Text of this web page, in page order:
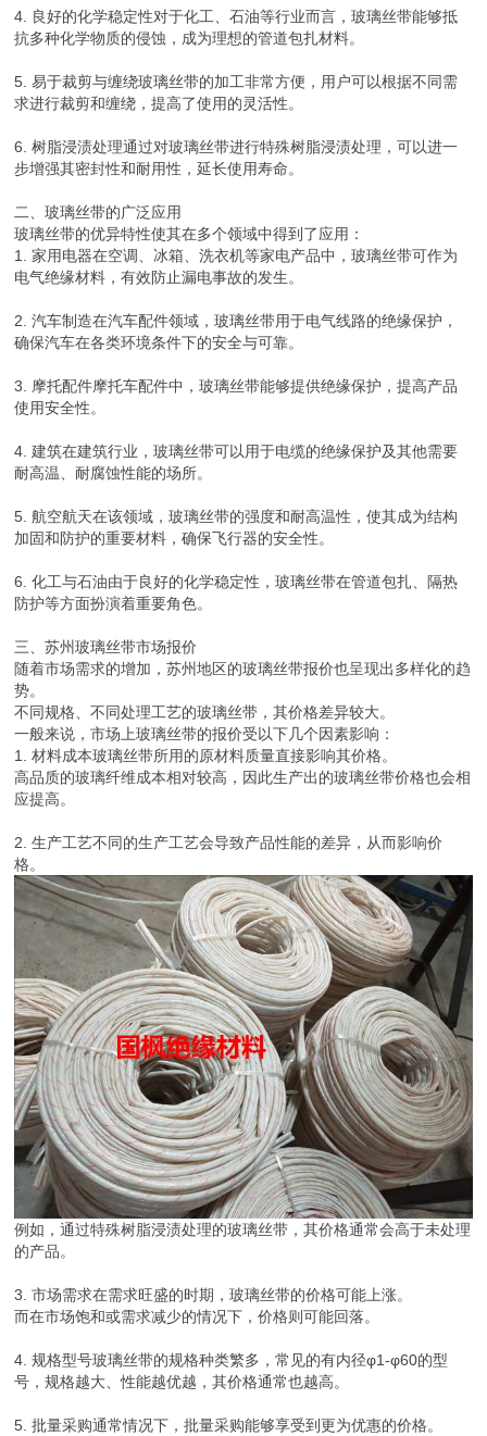
4. 良好的化学稳定性对于化工、石油等行业而言，玻璃丝带能够抵
抗多种化学物质的侵蚀，成为理想的管道包扎材料。
5. 易于裁剪与缠绕玻璃丝带的加工非常方便，用户可以根据不同需
求进行裁剪和缠绕，提高了使用的灵活性。
6. 树脂浸渍处理通过对玻璃丝带进行特殊树脂浸渍处理，可以进一
步增强其密封性和耐用性，延长使用寿命。
二、玻璃丝带的广泛应用
玻璃丝带的优异特性使其在多个领域中得到了应用：
1. 家用电器在空调、冰箱、洗衣机等家电产品中，玻璃丝带可作为
电气绝缘材料，有效防止漏电事故的发生。
2. 汽车制造在汽车配件领域，玻璃丝带用于电气线路的绝缘保护，
确保汽车在各类环境条件下的安全与可靠。
3. 摩托配件摩托车配件中，玻璃丝带能够提供绝缘保护，提高产品
使用安全性。
4. 建筑在建筑行业，玻璃丝带可以用于电缆的绝缘保护及其他需要
耐高温、耐腐蚀性能的场所。
5. 航空航天在该领域，玻璃丝带的强度和耐高温性，使其成为结构
加固和防护的重要材料，确保飞行器的安全性。
6. 化工与石油由于良好的化学稳定性，玻璃丝带在管道包扎、隔热
防护等方面扮演着重要角色。
三、苏州玻璃丝带市场报价
随着市场需求的增加，苏州地区的玻璃丝带报价也呈现出多样化的趋
势。
不同规格、不同处理工艺的玻璃丝带，其价格差异较大。
一般来说，市场上玻璃丝带的报价受以下几个因素影响：
1. 材料成本玻璃丝带所用的原材料质量直接影响其价格。
高品质的玻璃纤维成本相对较高，因此生产出的玻璃丝带价格也会相
应提高。
2. 生产工艺不同的生产工艺会导致产品性能的差异，从而影响价
格。
例如，通过特殊树脂浸渍处理的玻璃丝带，其价格通常会高于未处理
的产品。
3. 市场需求在需求旺盛的时期，玻璃丝带的价格可能上涨。
而在市场饱和或需求减少的情况下，价格则可能回落。
4. 规格型号玻璃丝带的规格种类繁多，常见的有内径φ1-φ60的型
号，规格越大、性能越优越，其价格通常也越高。
5. 批量采购通常情况下，批量采购能够享受到更为优惠的价格。